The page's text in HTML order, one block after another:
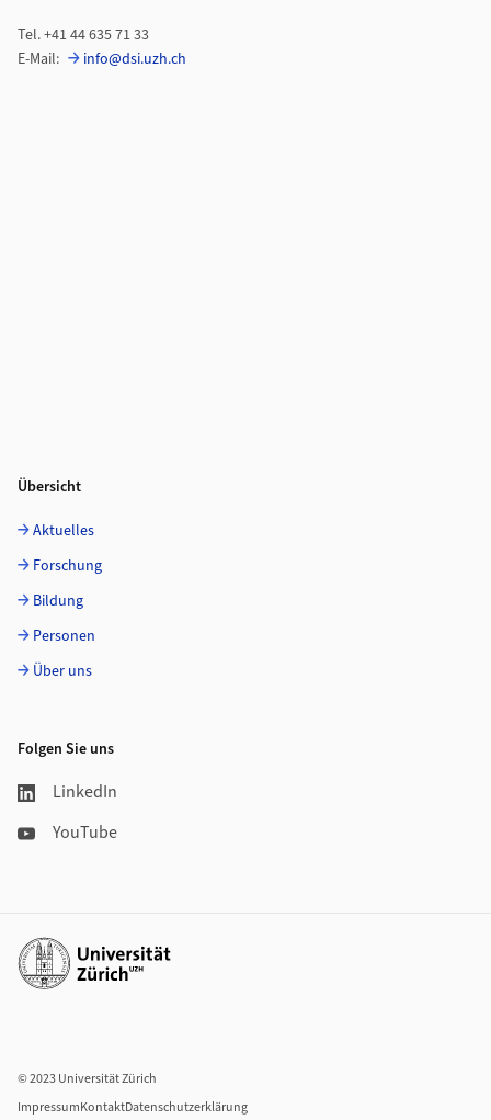
Tel. +41 44 635 71 33
E-Mail:
info@dsi.uzh.ch
Übersicht
Aktuelles
Forschung
Bildung
Personen
Über uns
Folgen Sie uns
LinkedIn
YouTube
Weiterführende Links
© 2023 Universität Zürich
ImpressumKontaktDatenschutzerklärung